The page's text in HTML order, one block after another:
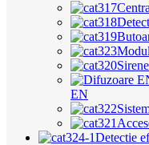
EN
Detectie